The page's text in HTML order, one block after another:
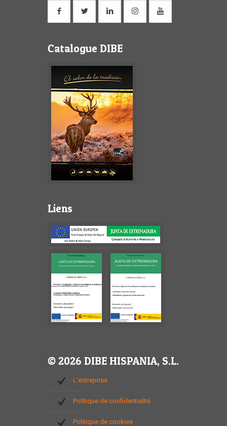
Catalogue DIBE
Liens
© 2026 DIBE HISPANIA, S.L.
L’entreprise
Politique de confidentialité
Politique de cookies